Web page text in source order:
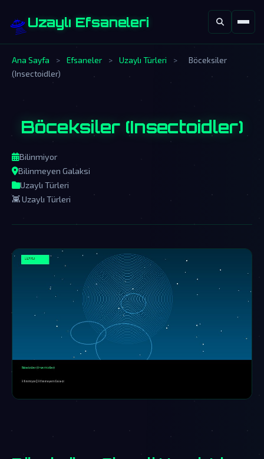
🛸Uzaylı Efsaneleri
Ana Sayfa > Efsaneler > Uzaylı Türleri >
Böceksiler
(Insectoidler)
Böceksiler (Insectoidler)
Bilinmiyor
Bilinmeyen Galaksi
Uzaylı Türleri
👾 Uzaylı Türleri